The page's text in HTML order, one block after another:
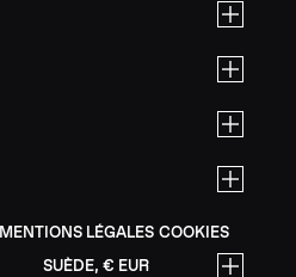
MENTIONS LÉGALES COOKIES
SUÈDE, € EUR